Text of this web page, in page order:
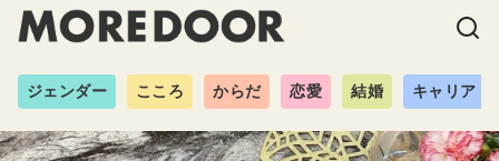
ジェンダー こころ からだ 恋愛 結婚 キャリア